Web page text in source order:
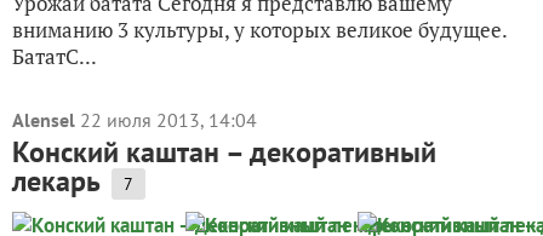
вниманию 3 культуры, у которых великое будущее.
БататС...
Alensel 22 июля 2013, 14:04
Конский каштан – декоративный
лекарь 7